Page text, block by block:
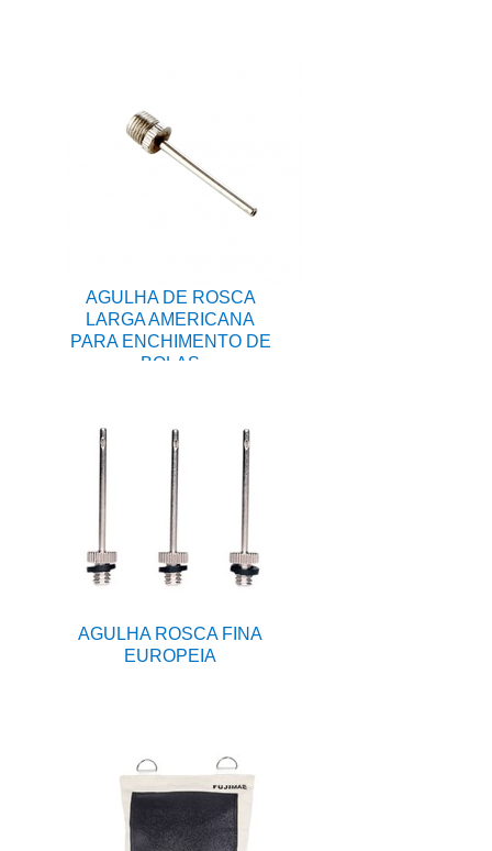
AGULHA DE ROSCA
LARGA AMERICANA
PARA ENCHIMENTO DE
BOLAS
AGULHA ROSCA FINA
EUROPEIA